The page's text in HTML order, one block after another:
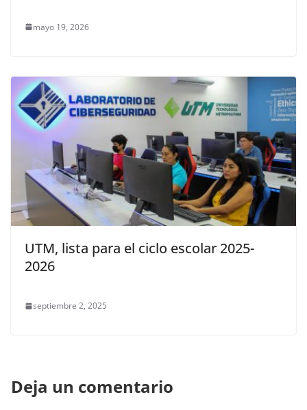
mayo 19, 2026
UTM, lista para el ciclo escolar 2025-
2026
septiembre 2, 2025
Deja un comentario